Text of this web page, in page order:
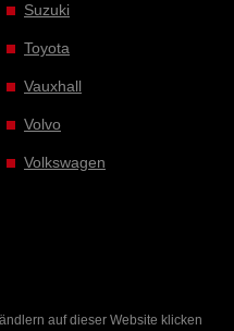
Suzuki
Toyota
Vauxhall
Volvo
Volkswagen
auf dieser Website klicken